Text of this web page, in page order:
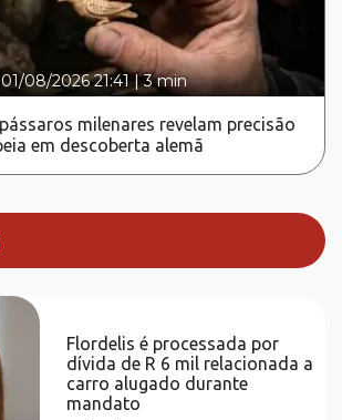
01/08/2026 21:41 |3 min
milenares revelam precisão
em descoberta alemã
Flordelis é processada por
dívida de R 6 mil relacionada a
carro alugado durante
mandato